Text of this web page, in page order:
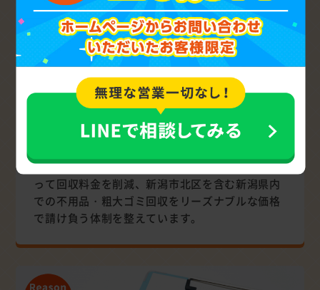
リーズナブル
安価なサービス提供で安心
回収した不用品・粗大ゴミの徹底した再利用によ
って回収料金を削減、新潟市北区を含む新潟県内
での不用品・粗大ゴミ回収をリーズナブルな価格
で請け負う体制を整えています。